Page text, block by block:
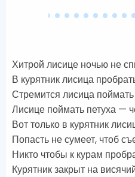
Хитрой лисице ночью не
В курятник лисица
Стремится лисица поймать
Лисице поймать петуха —
Вот только в курятник
Попасть не сумеет, чтоб
Никто чтобы к курам
Курятник закрыт на